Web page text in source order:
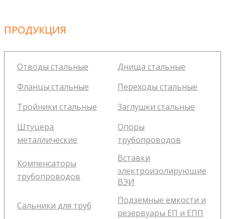
ПРОДУКЦИЯ
Отводы стальные
Днища стальные
Фланцы стальные
Переходы стальные
Тройники стальные
Заглушки стальные
Штуцера
металлические
Опоры
трубопроводов
Компенсаторы
трубопроводов
Вставки
электроизолирующие
ВЭИ
Сальники для труб
Подземные емкости и
резервуары ЕП и ЕПП